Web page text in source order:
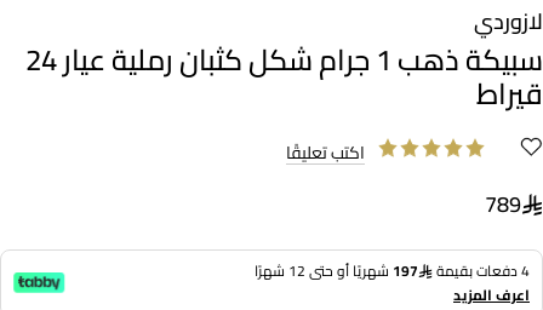
لازوردي
سبيكة ذهب 1 جرام شكل كثبان رملية عيار 24
قيراط
اكتب تعليقًا
789
4 دفعات بقيمة 197 شهريًا أو حتى 12 شهرًا
اعرف المزيد